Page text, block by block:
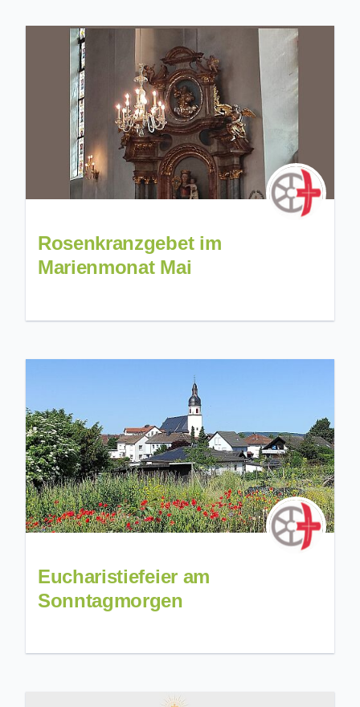
Rosenkranzgebet im
Marienmonat Mai
Eucharistiefeier am
Sonntagmorgen